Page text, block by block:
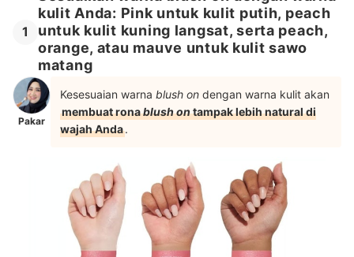
1
kulit Anda: Pink untuk kulit putih, peach
untuk kulit kuning langsat, serta peach,
orange, atau mauve untuk kulit sawo
matang
Pakar
Kesesuaian warna blush on dengan warna kulit akan
membuat ronablush ontampak lebih natural di
wajah Anda.